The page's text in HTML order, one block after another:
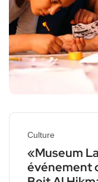
Culture
«Museum
événement